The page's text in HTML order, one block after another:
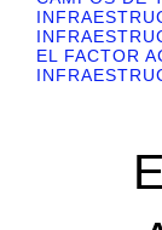
EL FACTOR